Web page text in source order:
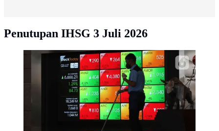
Penutupan IHSG 3 Juli 2026